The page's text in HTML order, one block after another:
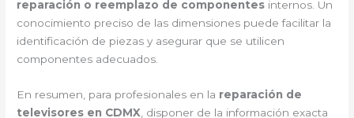
reparación o reemplazo de componentes internos. Un
conocimiento preciso de las dimensiones puede facilitar la
identificación de piezas y asegurar que se utilicen
componentes adecuados.
En resumen, para profesionales en la reparación de
televisores en CDMX , disponer de la información exacta